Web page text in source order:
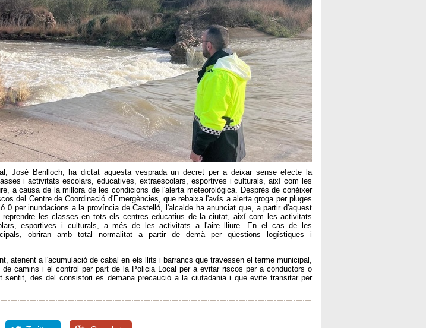
José Benlloch, ha dictat aquesta vesprada un decret per a deixar sense efecte la
i activitats escolars, educatives, extraescolars, esportives i culturals, així com les
a causa de la millora de les condicions de l'alerta meteorològica. Després de conéixer
del Centre de Coordinació d'Emergències, que rebaixa l'avís a alerta groga per pluges
0 per inundacions a la província de Castelló, l'alcalde ha anunciat que, a partir d'aquest
reprendre les classes en tots els centres educatius de la ciutat, així com les activitats
esportives i culturals, a més de les activitats a l'aire lliure. En el cas de les
obriran amb total normalitat a partir de demà per qüestions logístiques i
atenent a l'acumulació de cabal en els llits i barrancs que travessen el terme municipal,
camins i el control per part de la Policia Local per a evitar riscos per a conductors o
sentit, des del consistori es demana precaució a la ciutadania i que evite transitar per